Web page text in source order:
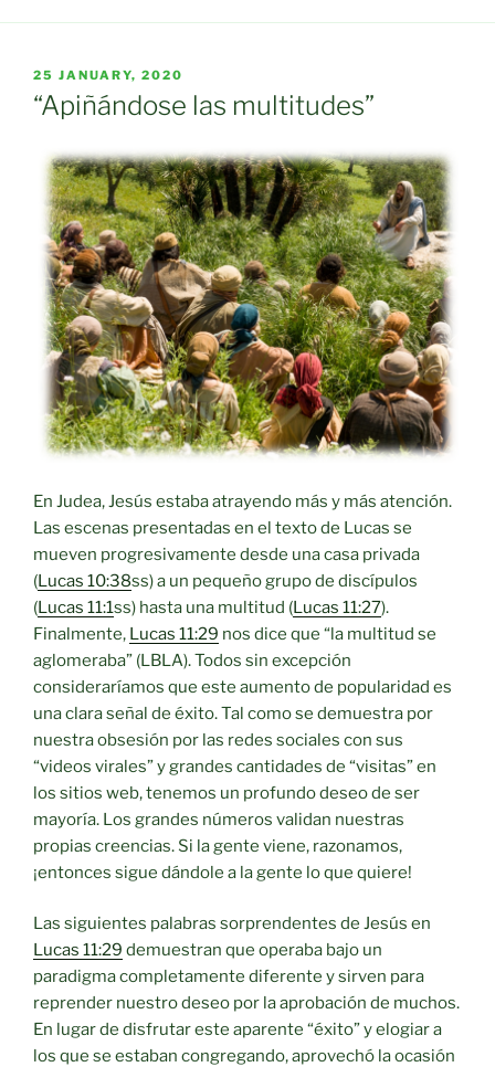
POSTED
ON
25 JANUARY, 2020
“Apiñándose las multitudes”
En Judea, Jesús estaba atrayendo más y más atención.
Las escenas presentadas en el texto de Lucas se
mueven progresivamente desde una casa privada
(Lucas 10:38ss) a un pequeño grupo de discípulos
(Lucas 11:1ss) hasta una multitud (Lucas 11:27).
Finalmente, Lucas 11:29 nos dice que “la multitud se
aglomeraba” (LBLA). Todos sin excepción
consideraríamos que este aumento de popularidad es
una clara señal de éxito. Tal como se demuestra por
nuestra obsesión por las redes sociales con sus
“videos virales” y grandes cantidades de “visitas” en
los sitios web, tenemos un profundo deseo de ser
mayoría. Los grandes números validan nuestras
propias creencias. Si la gente viene, razonamos,
¡entonces sigue dándole a la gente lo que quiere!
Las siguientes palabras sorprendentes de Jesús en
Lucas 11:29 demuestran que operaba bajo un
paradigma completamente diferente y sirven para
reprender nuestro deseo por la aprobación de muchos.
En lugar de disfrutar este aparente “éxito” y elogiar a
los que se estaban congregando, aprovechó la ocasión